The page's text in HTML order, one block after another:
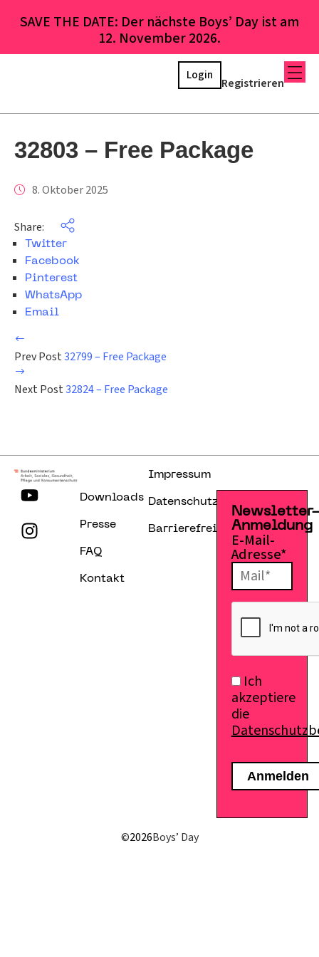
SAVE THE DATE: Der nächste Boys’ Day ist am
12. November 2026.
Registrieren
Login
32803 – Free Package
8. Oktober 2025
Share:
Twitter
Facebook
Pinterest
WhatsApp
Email
Prev Post32799 – Free Package
Next Post32824 – Free Package
Downloads
Presse
FAQ
Kontakt
Impressum
Datenschutzerklärung
Barrierefreiheitserklärung
Anmeldung
E-Mail-
Adresse*
Ich
akzeptiere
die
©2026Boys’ Day